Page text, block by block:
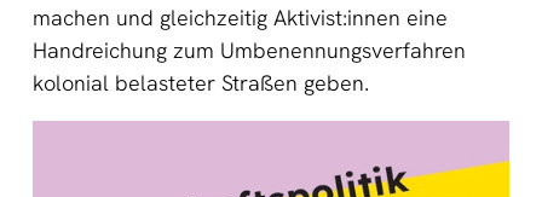
machen und gleichzeitig Aktivist:innen eine
Handreichung zum Umbenennungsverfahren
kolonial belasteter Straßen geben.